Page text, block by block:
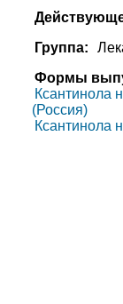
Группа:
Формы
Ксантинола
(Россия)
Ксантинола